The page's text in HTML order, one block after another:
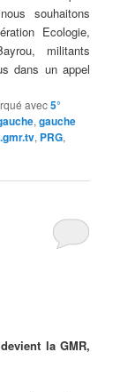
souhaitons
Ecologie,
militants
dans un appel
avec5°
,gauche
, PRG,
la GMR,